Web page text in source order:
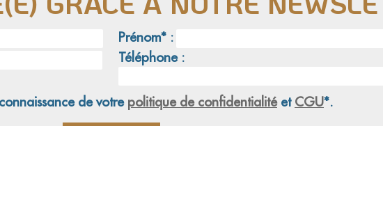
Prénom* :
Téléphone :
de votre politique de confidentialitéet CGU*.